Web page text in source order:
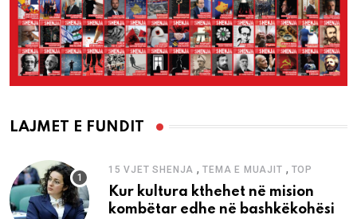
LAJMET E FUNDIT
15 VJET SHENJA ,TEMA E MUAJIT , TOP
Kur kultura kthehet në mision
kombëtar edhe në bashkëkohësi